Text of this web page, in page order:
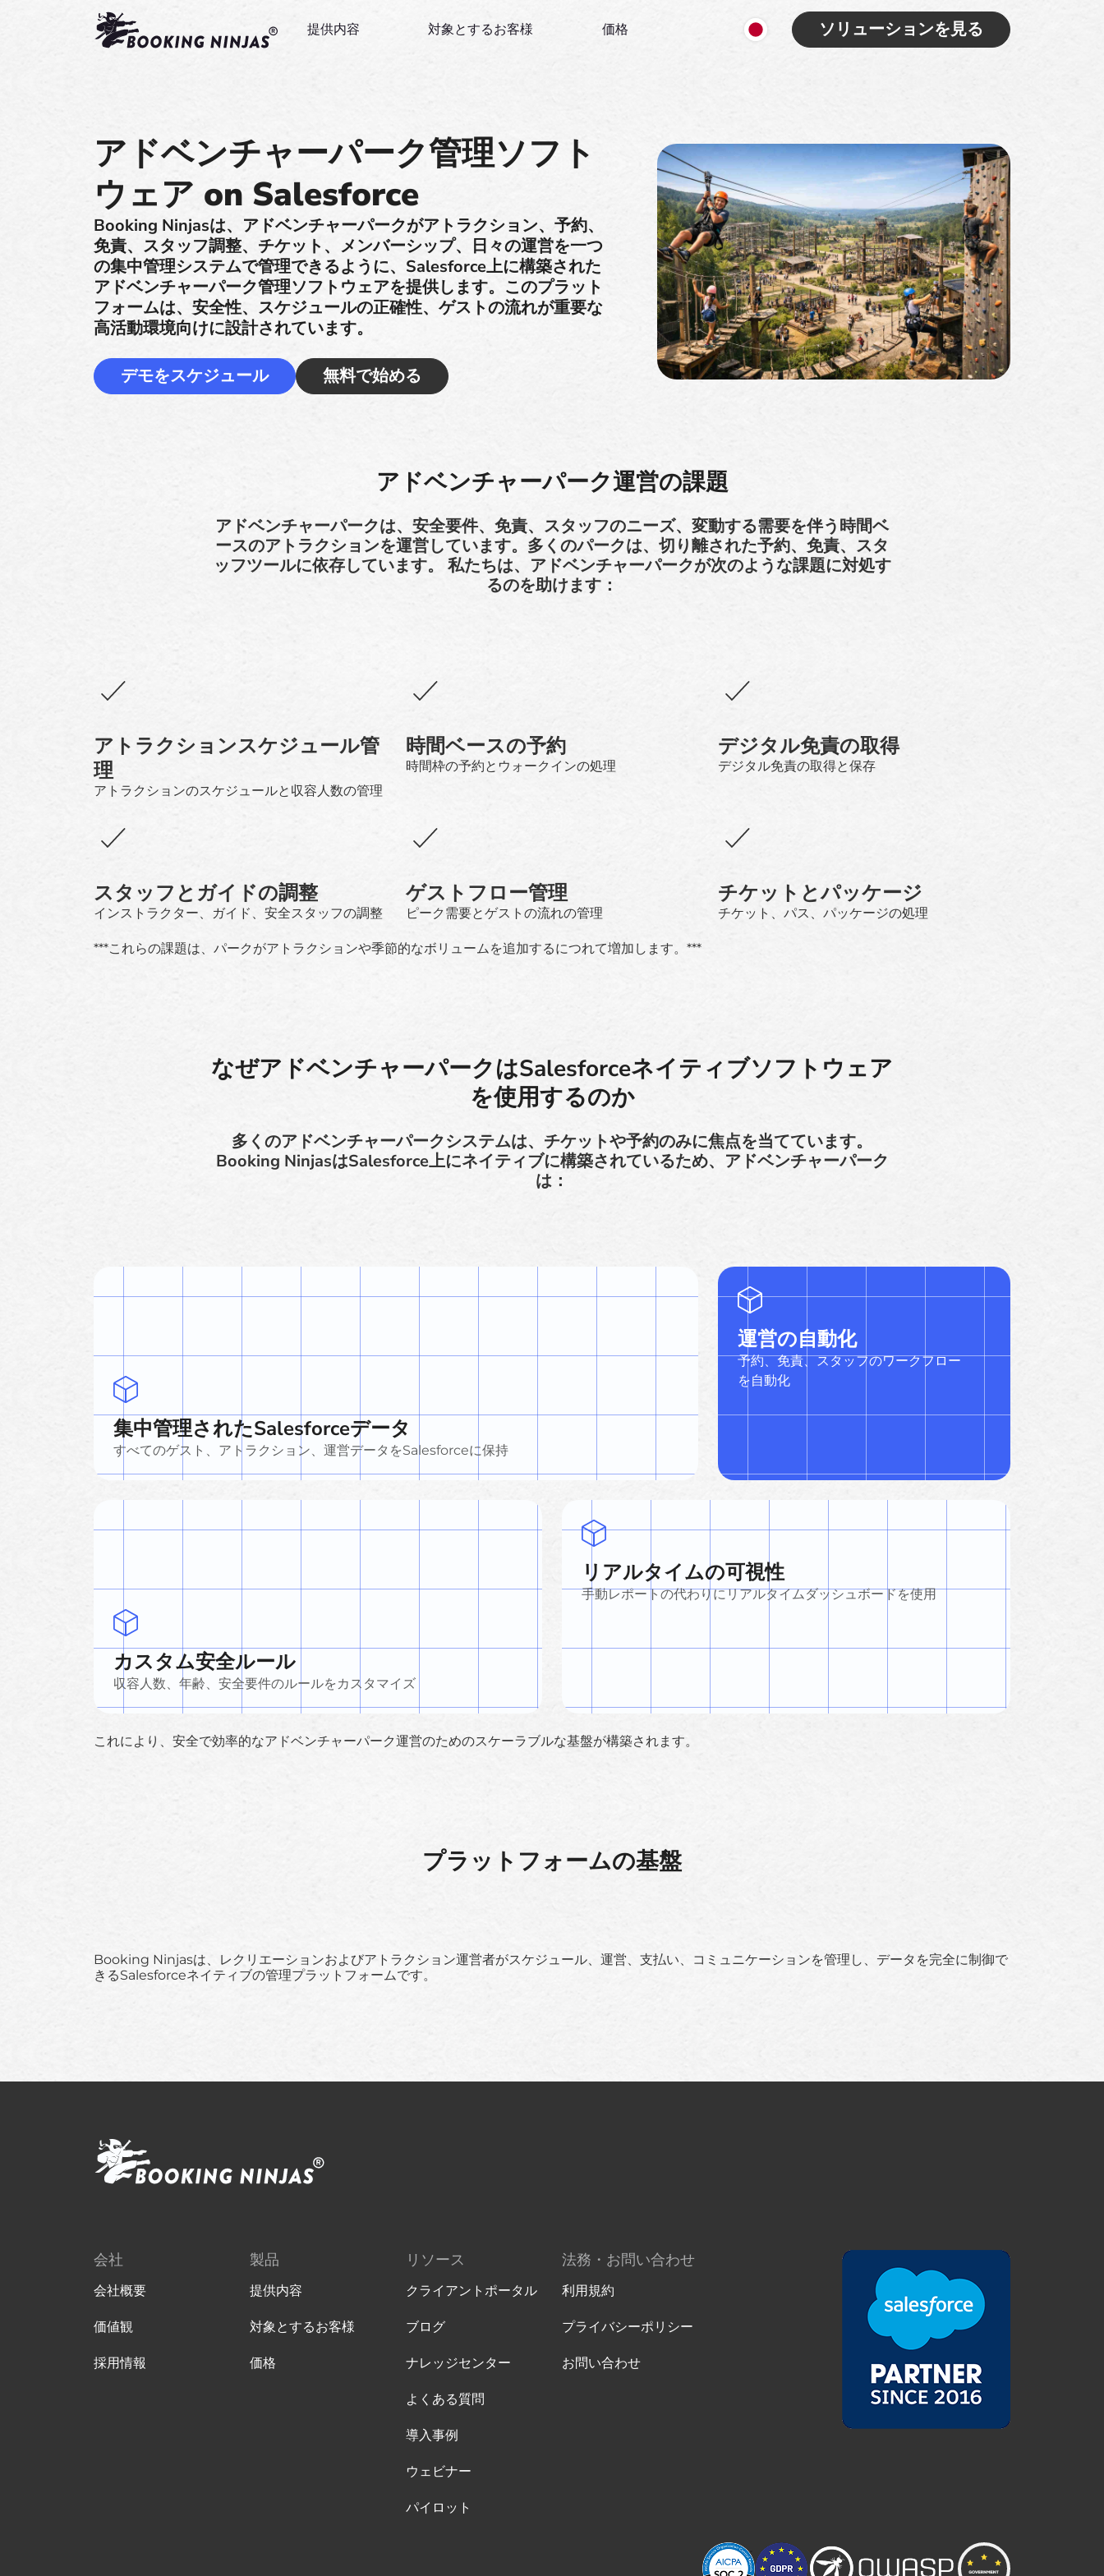
ソリューションを見る
提供内容 対象とするお客様 価格
アドベンチャーパーク管理ソフト
ウェア on Salesforce
Booking Ninjasは、アドベンチャーパークがアトラクション、予約、
免責、スタッフ調整、チケット、メンバーシップ、日々の運営を一つ
の集中管理システムで管理できるように、Salesforce上に構築された
アドベンチャーパーク管理ソフトウェアを提供します。このプラット
フォームは、安全性、スケジュールの正確性、ゲストの流れが重要な
高活動環境向けに設計されています。
デモをスケジュール 無料で始める
アドベンチャーパーク運営の課題
アドベンチャーパークは、安全要件、免責、スタッフのニーズ、変動する需要を伴う時間ベ
ースのアトラクションを運営しています。多くのパークは、切り離された予約、免責、スタ
ッフツールに依存しています。 私たちは、アドベンチャーパークが次のような課題に対処す
るのを助けます：
アトラクションスケジュール管
理
アトラクションのスケジュールと収容人数の管理
時間ベースの予約
時間枠の予約とウォークインの処理
デジタル免責の取得
デジタル免責の取得と保存
スタッフとガイドの調整
インストラクター、ガイド、安全スタッフの調整
ゲストフロー管理
ピーク需要とゲストの流れの管理
チケットとパッケージ
チケット、パス、パッケージの処理
***これらの課題は、パークがアトラクションや季節的なボリュームを追加するにつれて増加します。***
なぜアドベンチャーパークはSalesforceネイティブソフトウェア
を使用するのか
多くのアドベンチャーパークシステムは、チケットや予約のみに焦点を当てています。
Booking NinjasはSalesforce上にネイティブに構築されているため、アドベンチャーパーク
は：
集中管理されたSalesforceデータ
すべてのゲスト、アトラクション、運営データをSalesforceに保持
運営の自動化
予約、免責、スタッフのワークフロー
を自動化
カスタム安全ルール
収容人数、年齢、安全要件のルールをカスタマイズ
リアルタイムの可視性
手動レポートの代わりにリアルタイムダッシュボードを使用
これにより、安全で効率的なアドベンチャーパーク運営のためのスケーラブルな基盤が構築されます。
プラットフォームの基盤
Booking Ninjasは、レクリエーションおよびアトラクション運営者がスケジュール、運営、支払い、コミュニケーションを管理し、データを完全に制御で
きるSalesforceネイティブの管理プラットフォームです。
会社
会社概要
価値観
採用情報
製品
提供内容
対象とするお客様
価格
リソース
クライアントポータル
ブログ
ナレッジセンター
よくある質問
導入事例
ウェビナー
パイロット
法務・お問い合わせ
利用規約
プライバシーポリシー
お問い合わせ